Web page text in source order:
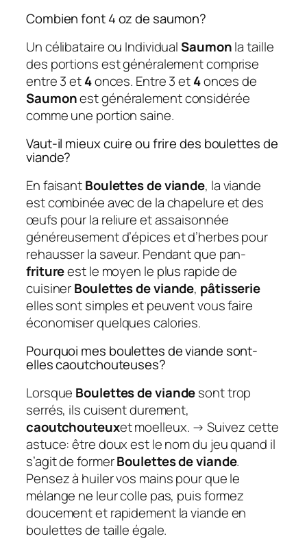
Combien font 4 oz de saumon?
Un célibataire ou IndividualSaumonla taille
des portions est généralement comprise
entre 3 et4onces. Entre 3 et4onces de
Saumonest généralement considérée
comme une portion saine.
Vaut-il mieux cuire ou frire des boulettes de
viande?
En faisantBoulettes de viande, la viande
est combinée avec de la chapelure et des
œufs pour la reliure et assaisonnée
généreusement d’épices et d’herbes pour
rehausser la saveur. Pendant que pan-
fritureest le moyen le plus rapide de
cuisinerBoulettes de viande, pâtisserie
elles sont simples et peuvent vous faire
économiser quelques calories.
Pourquoi mes boulettes de viande sont-
elles caoutchouteuses?
Lorsque Boulettes de viandesont trop
serrés, ils cuisent durement,
caoutchouteuxet moelleux. → Suivez cette
astuce: être doux est le nom du jeu quand il
s’agit de formerBoulettes de viande.
Pensez à huiler vos mains pour que le
mélange ne leur colle pas, puis formez
doucement et rapidement la viande en
boulettes de taille égale.